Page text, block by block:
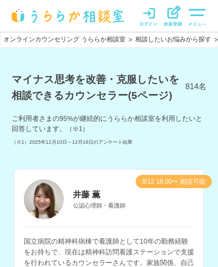
オンラインカウンセリング うららか相談室 > 相談したいお悩みから探す >
マイナス思考を改善・克服したいを
相談できるカウンセラー(5ページ)
814名
ご利用者さまの95%が継続的にうららか相談室を利用したいと
回答しています。
（※1）
（※1） 2025年12月10日～12月16日のアンケート結果
井藤 薫
公認心理師・看護師
国立病院の精神科病棟で看護師として10年の勤務経験
をお持ちで、現在は精神科訪問看護ステーションで支援
を行われているカウンセラーさんです。家族関係、自己
8/12 18:00〜 相談可能